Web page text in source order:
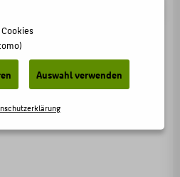
Veranstaltungsbeitrag
FÜR
Auswahl verwenden